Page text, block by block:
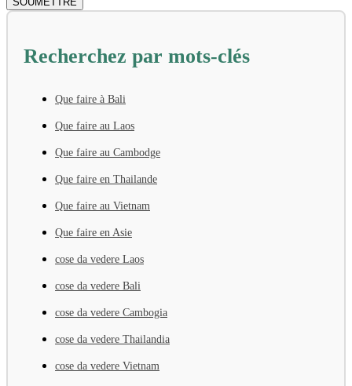
Recherchez par mots-clés
Que faire à Bali
Que faire au Laos
Que faire au Cambodge
Que faire en Thailande
Que faire au Vietnam
Que faire en Asie
cose da vedere Laos
cose da vedere Bali
cose da vedere Cambogia
cose da vedere Thailandia
cose da vedere Vietnam